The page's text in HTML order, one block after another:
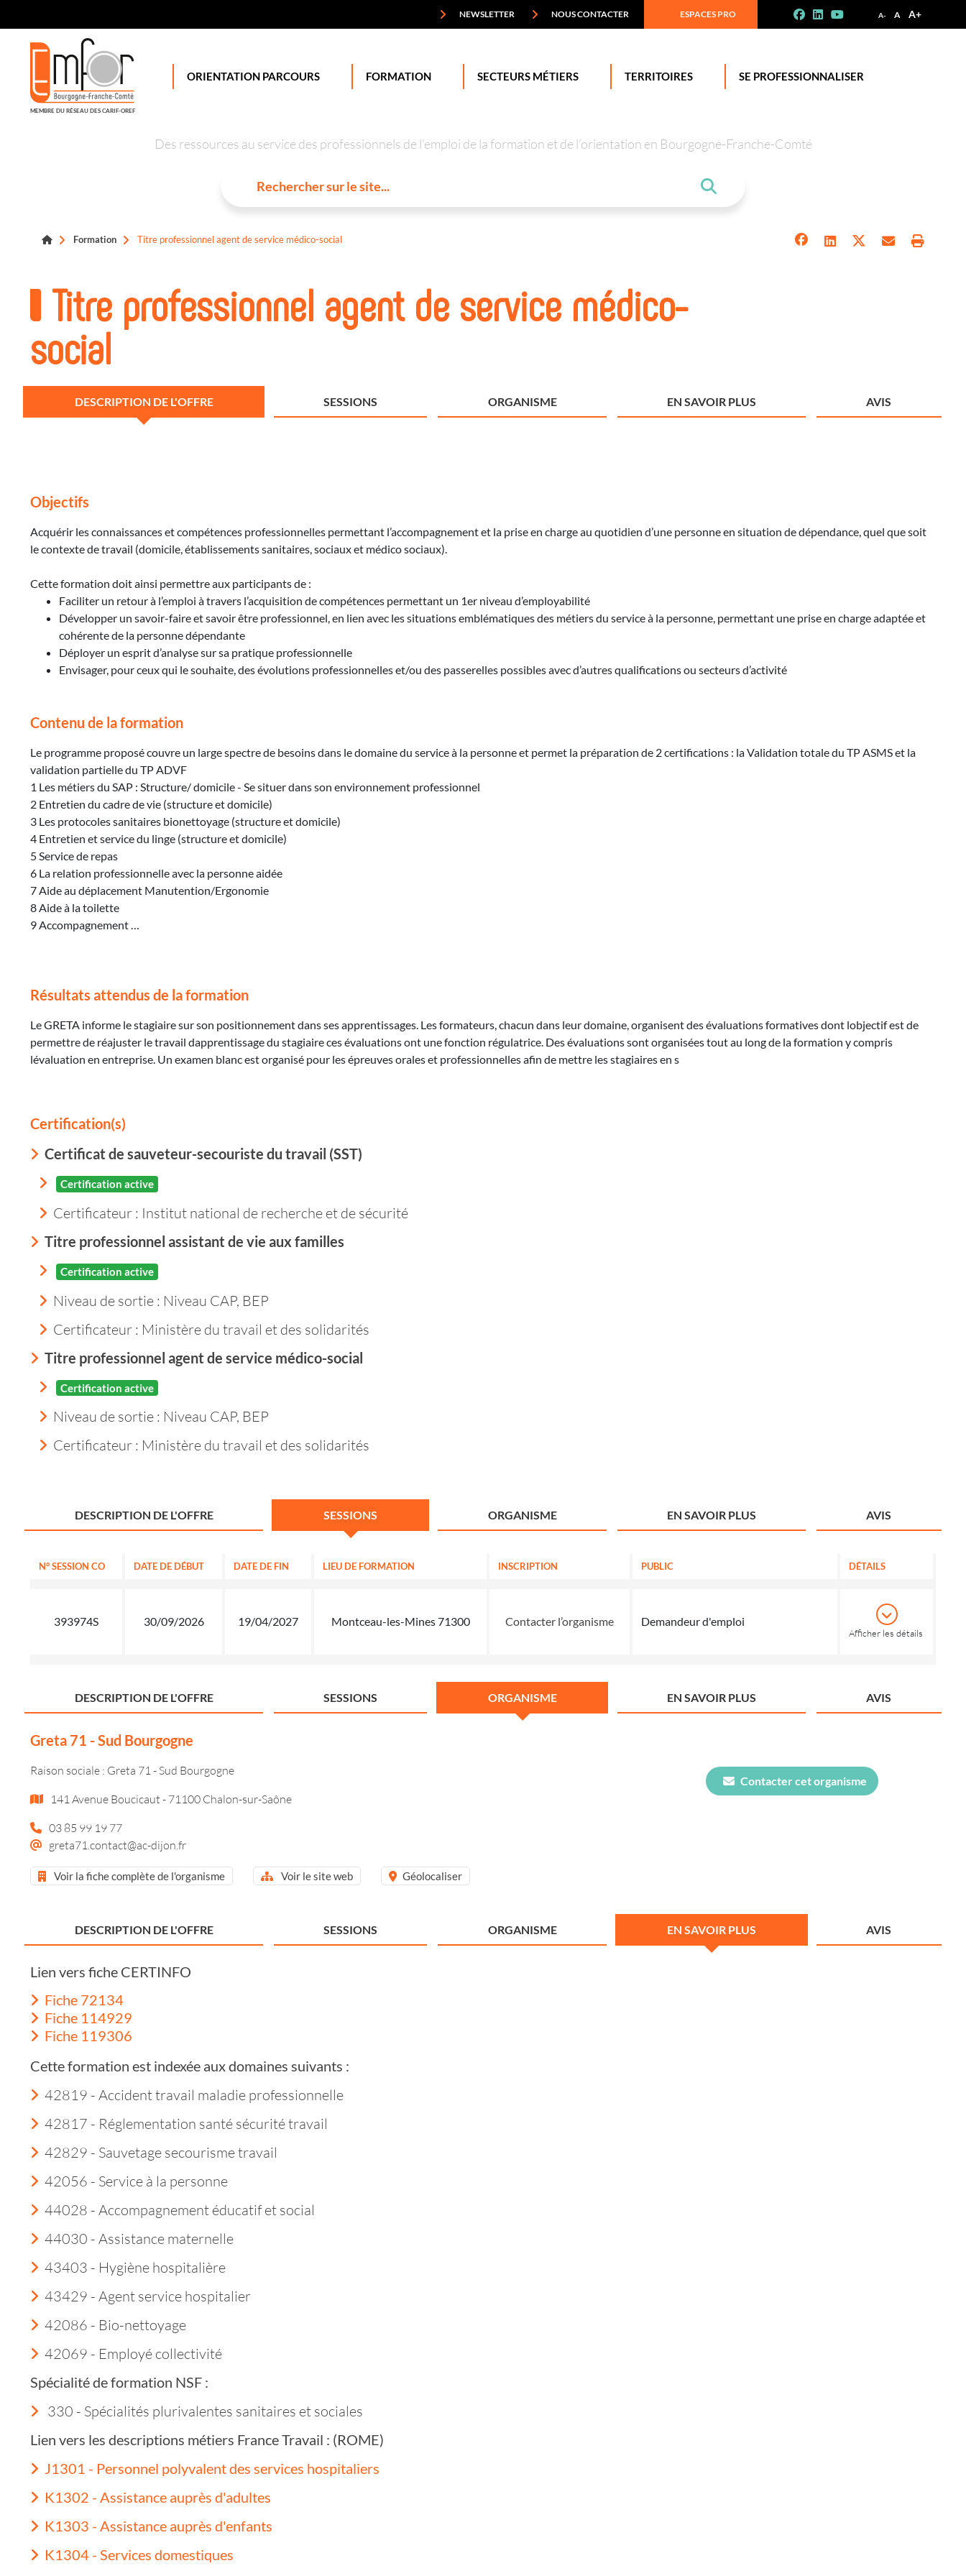
A- A A+
NEWSLETTER NOUS CONTACTER ESPACES PRO
MEMBRE DU RÉSEAU DES CARIF-OREF
ORIENTATION PARCOURS FORMATION SECTEURS MÉTIERS TERRITOIRES SE PROFESSIONNALISER
Des ressources au service des professionnels de l’emploi de la formation et de l’orientation en Bourgogne-Franche-Comté
Formation Titre professionnel agent de service médico-social
Titre professionnel agent de service médico-
social
DESCRIPTION DE L'OFFRE SESSIONS ORGANISME EN SAVOIR PLUS AVIS
Objectifs
Acquérir les connaissances et compétences professionnelles permettant l’accompagnement et la prise en charge au quotidien d’une personne en situation de dépendance, quel que soit
le contexte de travail (domicile, établissements sanitaires, sociaux et médico sociaux).
Cette formation doit ainsi permettre aux participants de :
Faciliter un retour à l’emploi à travers l’acquisition de compétences permettant un 1er niveau d’employabilité
Développer un savoir-faire et savoir être professionnel, en lien avec les situations emblématiques des métiers du service à la personne, permettant une prise en charge adaptée et
cohérente de la personne dépendante
Déployer un esprit d’analyse sur sa pratique professionnelle
Envisager, pour ceux qui le souhaite, des évolutions professionnelles et/ou des passerelles possibles avec d’autres qualifications ou secteurs d’activité
Contenu de la formation
Le programme proposé couvre un large spectre de besoins dans le domaine du service à la personne et permet la préparation de 2 certifications : la Validation totale du TP ASMS et la
validation partielle du TP ADVF
1 Les métiers du SAP : Structure/ domicile - Se situer dans son environnement professionnel
2 Entretien du cadre de vie (structure et domicile)
3 Les protocoles sanitaires bionettoyage (structure et domicile)
4 Entretien et service du linge (structure et domicile)
5 Service de repas
6 La relation professionnelle avec la personne aidée
7 Aide au déplacement Manutention/Ergonomie
8 Aide à la toilette
9 Accompagnement …
Résultats attendus de la formation
Le GRETA informe le stagiaire sur son positionnement dans ses apprentissages. Les formateurs, chacun dans leur domaine, organisent des évaluations formatives dont lobjectif est de
permettre de réajuster le travail dapprentissage du stagiaire ces évaluations ont une fonction régulatrice. Des évaluations sont organisées tout au long de la formation y compris
lévaluation en entreprise. Un examen blanc est organisé pour les épreuves orales et professionnelles afin de mettre les stagiaires en s
Certification(s)
Certificat de sauveteur-secouriste du travail (SST)
Certification active
Certificateur : Institut national de recherche et de sécurité
Titre professionnel assistant de vie aux familles
Certification active
Niveau de sortie : Niveau CAP, BEP
Certificateur : Ministère du travail et des solidarités
Titre professionnel agent de service médico-social
Certification active
Niveau de sortie : Niveau CAP, BEP
Certificateur : Ministère du travail et des solidarités
DESCRIPTION DE L'OFFRE SESSIONS ORGANISME EN SAVOIR PLUS AVIS
N° SESSION CO DATE DE DÉBUT DATE DE FIN LIEU DE FORMATION INSCRIPTION PUBLIC DÉTAILS
393974S 30/09/2026 19/04/2027 Montceau-les-Mines 71300 Contacter l’organisme Demandeur d'emploi
Afficher les détails
DESCRIPTION DE L'OFFRE SESSIONS ORGANISME EN SAVOIR PLUS AVIS
Greta 71 - Sud Bourgogne
Raison sociale : Greta 71 - Sud Bourgogne
141 Avenue Boucicaut - 71100 Chalon-sur-Saône
03 85 99 19 77
greta71.contact@ac-dijon.fr
Voir la fiche complète de l'organisme Voir le site web Géolocaliser
Contacter cet organisme
DESCRIPTION DE L'OFFRE SESSIONS ORGANISME EN SAVOIR PLUS AVIS
Lien vers fiche CERTINFO
Fiche 72134
Fiche 114929
Fiche 119306
Cette formation est indexée aux domaines suivants :
42819 - Accident travail maladie professionnelle
42817 - Réglementation santé sécurité travail
42829 - Sauvetage secourisme travail
42056 - Service à la personne
44028 - Accompagnement éducatif et social
44030 - Assistance maternelle
43403 - Hygiène hospitalière
43429 - Agent service hospitalier
42086 - Bio-nettoyage
42069 - Employé collectivité
Spécialité de formation NSF :
330 - Spécialités plurivalentes sanitaires et sociales
Lien vers les descriptions métiers France Travail : (ROME)
J1301 - Personnel polyvalent des services hospitaliers
K1302 - Assistance auprès d'adultes
K1303 - Assistance auprès d'enfants
K1304 - Services domestiques